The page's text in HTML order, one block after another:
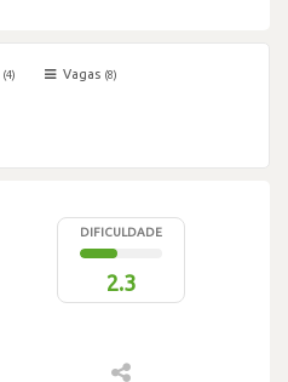
(4) Vagas (8)
DIFICULDADE
2.3